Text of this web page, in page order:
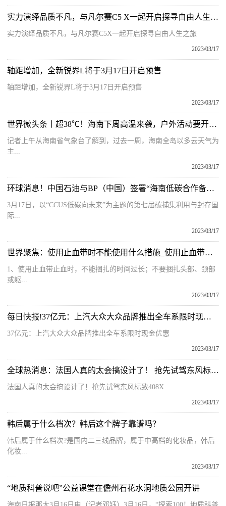
实力演绎品质不凡，与凡尔赛C5 X一起开启探寻自由人生之旅
实力演绎品质不凡，与凡尔赛C5X一起开启探寻自由人生之旅
2023/03/17
轴距增加，全新锐界L将于3月17日开启预售
轴距增加，全新锐界L将于3月17日开启预售
2023/03/17
世界微头条丨超38℃！海南下周高温来袭，户外活动要开始防暑了
记者上午从海南省气象台了解到，过去一周，海南全岛以多云天气为
主...
2023/03/17
环球消息！中国石油与BP（中国）签署“海南低碳合作备忘录”，共同推进CCUS产业化
3月17日，以“CCUS低碳向未来”为主题的第七届碳捕集利用与封存国
际...
2023/03/17
世界聚焦：使用止血带时不能使用什么措施_使用止血带止血不能采取什么措施
1、使用止血带止血时，不能捆扎的时间过长；不要捆扎头部、颈部
或躯...
2023/03/17
每日快报!37亿元：上汽大众大众品牌推出全车系限时现金优惠
37亿元：上汽大众大众品牌推出全车系限时现金优惠
2023/03/17
全球热消息：法国人真的太会搞设计了！ 抢先试驾东风标致408X
法国人真的太会搞设计了！抢先试驾东风标致408X
2023/03/17
韩后属于什么档次？韩后这个牌子靠谱吗？
韩后属于什么档次?是国内二三线品牌，属于中高档的化妆品，韩后
化妆...
2023/03/17
“地质科普说吧”公益课堂在儋州石花水洞地质公园开讲